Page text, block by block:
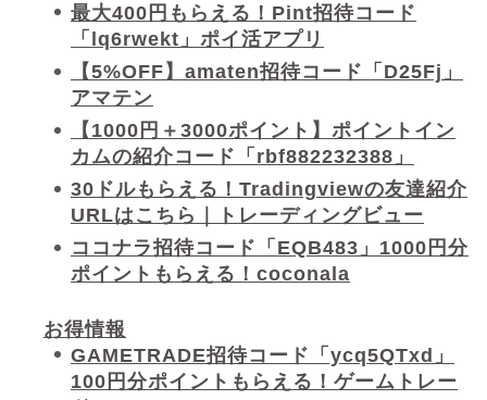
最大400円もらえる！Pint招待コード
「lq6rwekt」ポイ活アプリ
【5%OFF】amaten招待コード「D25Fj」
アマテン
【1000円＋3000ポイント】ポイントイン
カムの紹介コード「rbf882232388」
30ドルもらえる！Tradingviewの友達紹介
URLはこちら｜トレーディングビュー
ココナラ招待コード「EQB483」1000円分
ポイントもらえる！coconala
お得情報
GAMETRADE招待コード「ycq5QTxd」
100円分ポイントもらえる！ゲームトレー